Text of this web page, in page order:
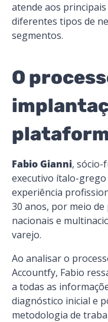
atende aos
diferentes tipos de
segmentos.
O
Fabio Gianni, sócio-
executivo ítalo-grego
experiência
30 anos, por meio
nacionais e
varejo.
Ao analisar o
Accountfy, Fabio
a todas as
diagnóstico inicial e
metodologia de